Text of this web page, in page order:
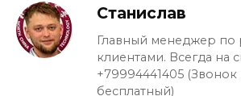
Станислав
Главный менеджер по
клиентами. Всегда на
+79994441405
бесплатный)